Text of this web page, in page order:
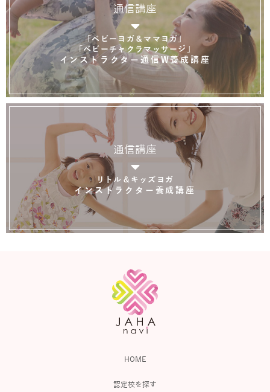
通信講座
「ベビーヨガ＆ママヨガ」
「ベビーチャクラマッサージ」
インストラクター通信W養成講座
通信講座
リトル＆キッズヨガ
インストラクター養成講座
HOME
認定校を探す